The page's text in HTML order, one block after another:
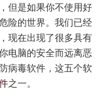
但是如果你不使用好
险的世界。我们已经
现在出现了很多具有
电脑的安全而远离恶
病毒软件，这五个软
之一。